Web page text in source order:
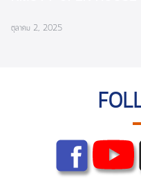
ตุลาคม 2, 2025